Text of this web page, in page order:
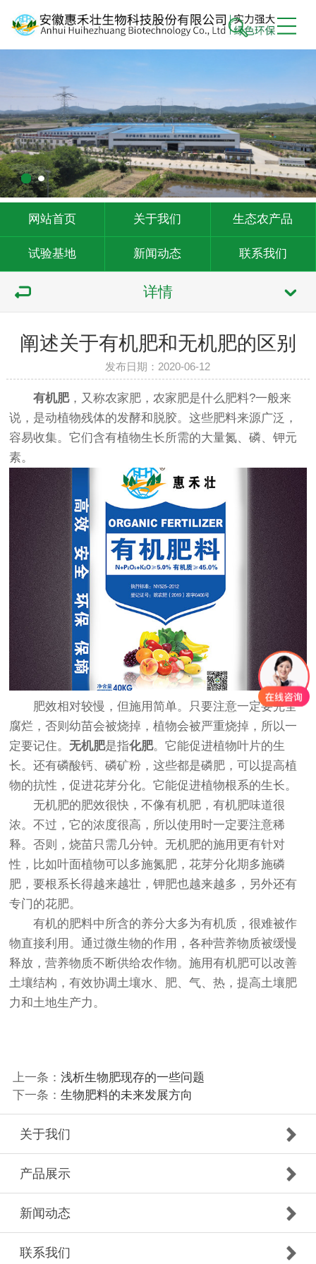
网站首页 关于我们 生态农产品
试验基地 新闻动态 联系我们
详情
阐述关于有机肥和无机肥的区别
发布日期：2020-06-12
有机肥，又称农家肥，农家肥是什么肥料?一般来
说，是动植物残体的发酵和脱胶。这些肥料来源广泛，
容易收集。它们含有植物生长所需的大量氮、磷、钾元
素。
肥效相对较慢，但施用简单。只要注意一定要完全
腐烂，否则幼苗会被烧掉，植物会被严重烧掉，所以一
定要记住。无机肥是指化肥。它能促进植物叶片的生
长。还有磷酸钙、磷矿粉，这些都是磷肥，可以提高植
物的抗性，促进花芽分化。它能促进植物根系的生长。
无机肥的肥效很快，不像有机肥，有机肥味道很
浓。不过，它的浓度很高，所以使用时一定要注意稀
释。否则，烧苗只需几分钟。无机肥的施用更有针对
性，比如叶面植物可以多施氮肥，花芽分化期多施磷
肥，要根系长得越来越壮，钾肥也越来越多，另外还有
专门的花肥。
有机的肥料中所含的养分大多为有机质，很难被作
物直接利用。通过微生物的作用，各种营养物质被缓慢
释放，营养物质不断供给农作物。施用有机肥可以改善
土壤结构，有效协调土壤水、肥、气、热，提高土壤肥
力和土地生产力。
上一条： 浅析生物肥现存的一些问题
下一条： 生物肥料的未来发展方向
关于我们
产品展示
新闻动态
联系我们